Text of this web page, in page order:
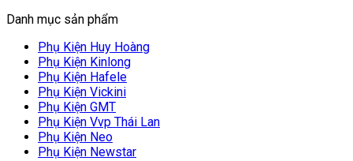
Danh mục sản phẩm
Phụ Kiện Huy Hoàng
Phụ Kiện Kinlong
Phụ Kiện Hafele
Phụ Kiện Vickini
Phụ Kiện GMT
Phụ Kiện Vvp Thái Lan
Phụ Kiện Neo
Phụ Kiện Newstar